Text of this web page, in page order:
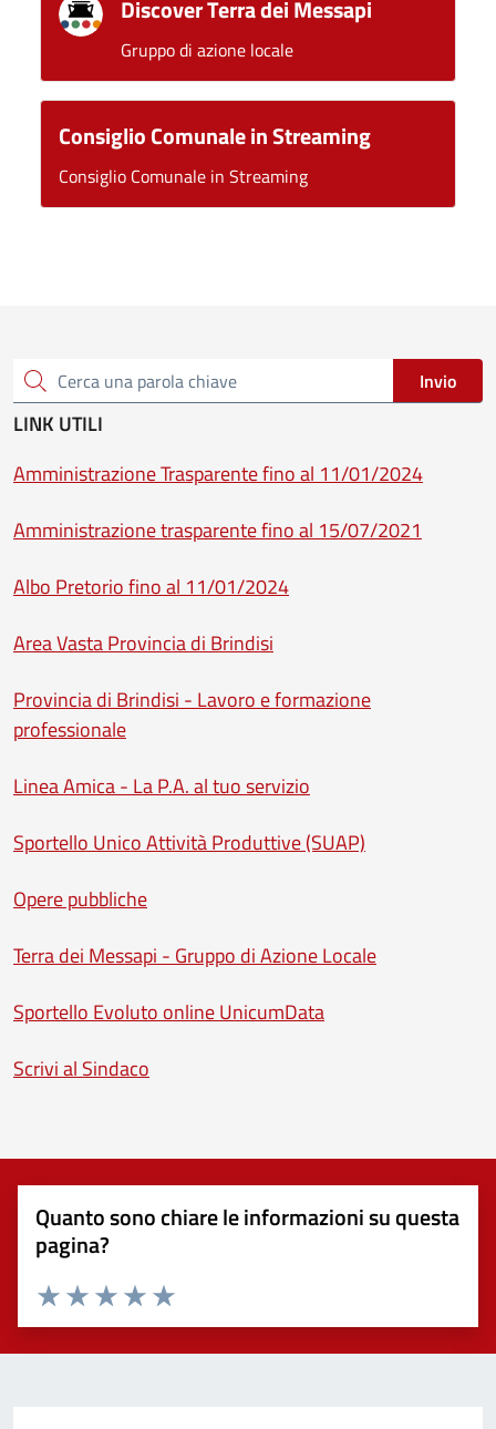
Discover Terra dei Messapi
Gruppo di azione locale
Consiglio Comunale in Streaming
Consiglio Comunale in Streaming
Cerca una parola chiave Invio
LINK UTILI
Amministrazione Trasparente fino al 11/01/2024
Amministrazione trasparente fino al 15/07/2021
Albo Pretorio fino al 11/01/2024
Area Vasta Provincia di Brindisi
Provincia di Brindisi - Lavoro e formazione
professionale
Linea Amica - La P.A. al tuo servizio
Sportello Unico Attività Produttive (SUAP)
Opere pubbliche
Terra dei Messapi - Gruppo di Azione Locale
Sportello Evoluto online UnicumData
Scrivi al Sindaco
Quanto sono chiare le informazioni su questa
pagina?
Valuta 5 stelle su 5
Valuta 4 stelle su 5
Valuta 3 stelle su 5
Valuta 2 stelle su 5
Valuta 1 stelle su 5